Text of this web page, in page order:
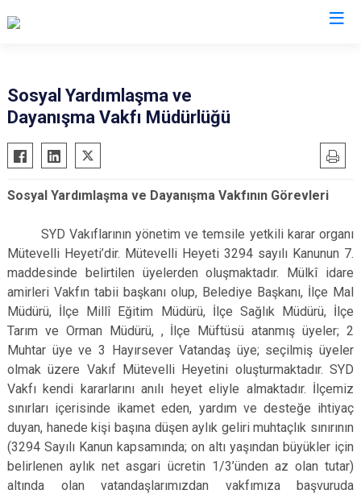
Altınözü
Belen
Erzin
İskenderun
Kırıkhan
Kumlu
Reyhanlı
Payas
Arsuz
Antakya
Defne
Sosyal Yardımlaşma ve
Dayanışma Vakfı Müdürlüğü
Sosyal Yardımlaşma ve Dayanışma Vakfının Görevleri
SYD Vakıflarının yönetim ve temsile yetkili karar organı
Mütevelli Heyeti’dir. Mütevelli Heyeti 3294 sayılı Kanunun 7.
maddesinde belirtilen üyelerden oluşmaktadır. Mülkî idare
amirleri Vakfın tabii başkanı olup, Belediye Başkanı, İlçe Mal
Müdürü, İlçe Millî Eğitim Müdürü, İlçe Sağlık Müdürü, İlçe
Tarım ve Orman Müdürü, , İlçe Müftüsü atanmış üyeler; 2
Muhtar üye ve 3 Hayırsever Vatandaş üye; seçilmiş üyeler
olmak üzere Vakıf Mütevelli Heyetini oluşturmaktadır. SYD
Vakfı kendi kararlarını anılı heyet eliyle almaktadır. İlçemiz
sınırları içerisinde ikamet eden, yardım ve desteğe ihtiyaç
duyan, hanede kişi başına düşen aylık geliri muhtaçlık sınırının
(3294 Sayılı Kanun kapsamında; on altı yaşından büyükler için
belirlenen aylık net asgari ücretin 1/3’ünden az olan tutar)
altında olan vatandaşlarımızdan vakfımıza başvuruda